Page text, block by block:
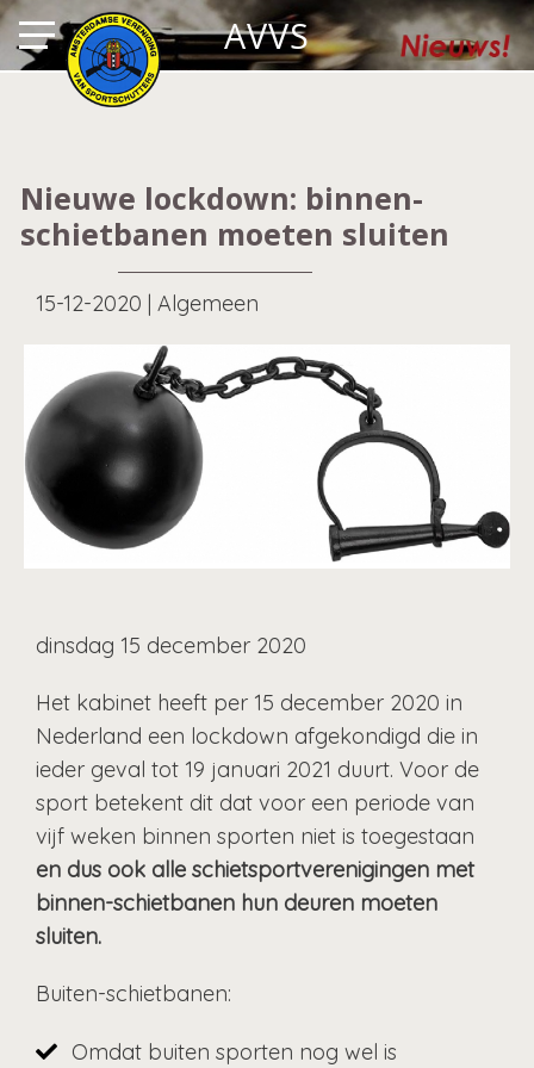
AVVS
Nieuwe lockdown: binnen-
schietbanen moeten sluiten
15-12-2020 | Algemeen
dinsdag 15 december 2020
Het kabinet heeft per 15 december 2020 in
Nederland een lockdown afgekondigd die in
ieder geval tot 19 januari 2021 duurt. Voor de
sport betekent dit dat voor een periode van
vijf weken binnen sporten niet is toegestaan
en dus ook alle schietsportverenigingen met
binnen-schietbanen hun deuren moeten
sluiten.
Buiten-schietbanen:
Omdat buiten sporten nog wel is